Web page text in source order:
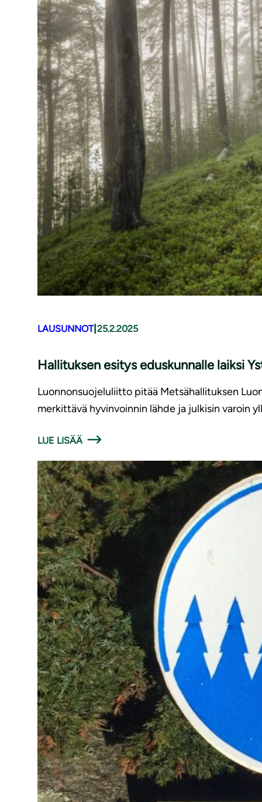
LAUSUNNOT| 25.2.2025
Hallituksen esitys eduskunnalle laiksi
Luonnonsuojeluliitto pitää Metsähallituksen
merkittävä hyvinvoinnin lähde ja julkisin varoin
LUE LISÄÄ